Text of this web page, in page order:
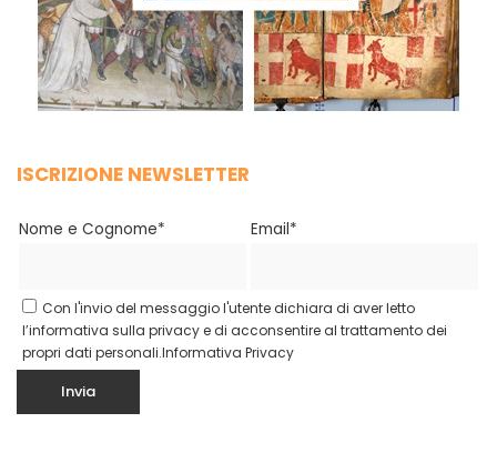
ISCRIZIONE NEWSLETTER
Nome e Cognome* Email*
Con l'invio del messaggio l'utente dichiara di aver letto
l’informativa sulla privacy e di acconsentire al trattamento dei
propri dati personali.Informativa Privacy